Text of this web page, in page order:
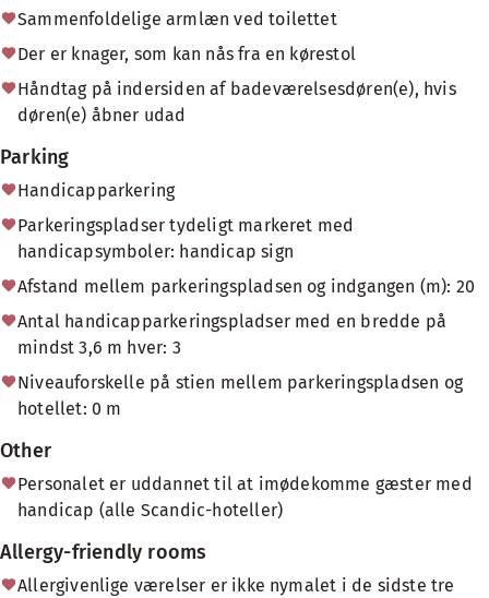
Sammenfoldelige armlæn ved toilettet
Der er knager, som kan nås fra en kørestol
Håndtag på indersiden af badeværelsesdøren(e), hvis
døren(e) åbner udad
Parking
Handicapparkering
Parkeringspladser tydeligt markeret med
handicapsymboler: handicap sign
Afstand mellem parkeringspladsen og indgangen (m): 20
Antal handicapparkeringspladser med en bredde på
mindst 3,6 m hver: 3
Niveauforskelle på stien mellem parkeringspladsen og
hotellet: 0 m
Other
Personalet er uddannet til at imødekomme gæster med
handicap (alle Scandic-hoteller)
Allergy-friendly rooms
Allergivenlige værelser er ikke nymalet i de sidste tre